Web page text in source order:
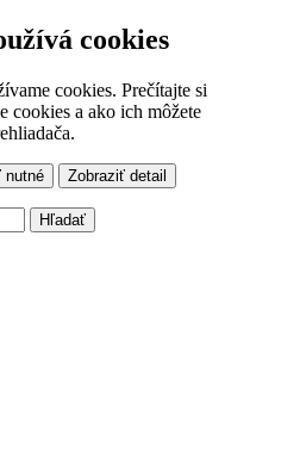
cookies
cookies. Prečítajte si
cookies a ako ich môžete
nutné Zobraziť detail